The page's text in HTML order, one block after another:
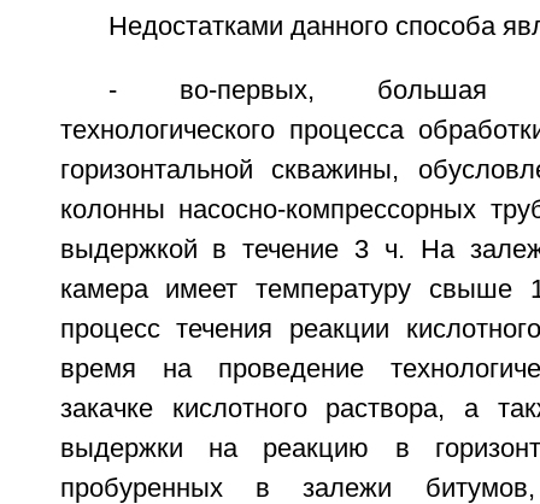
Недостатками данного способа
- во-первых, большая
технологического процесса
горизонтальной скважины,
колонны насосно-компрессорных
выдержкой в течение 3 ч. На
камера имеет температуру свыше
процесс течения реакции
время на проведение
закачке кислотного раствора, а
выдержки на реакцию в
пробуренных в залежи битумов,